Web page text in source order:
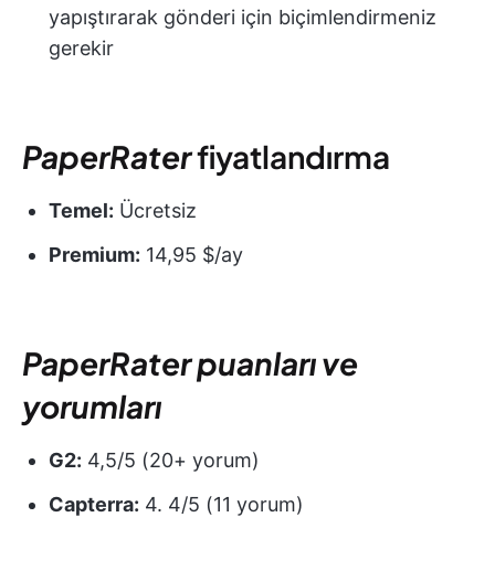
yapıştırarak gönderi için biçimlendirmeniz
gerekir
PaperRaterfiyatlandırma
Temel: Ücretsiz
Premium: 14,95 $/ay
PaperRater puanları ve
yorumları
G2: 4,5/5 (20+ yorum)
Capterra: 4. 4/5 (11 yorum)